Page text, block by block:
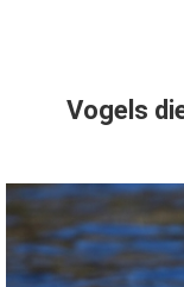
Vogels